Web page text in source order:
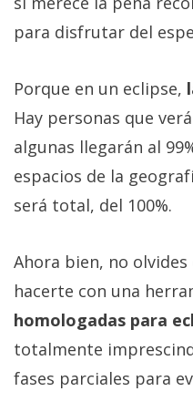
para disfrutar del
Porque en un eclipse,
Hay personas que
algunas llegarán al
espacios de la
será total, del 100%.
Ahora bien, no
hacerte con una
homologadas para
totalmente
fases parciales para